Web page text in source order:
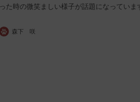
った時の微笑ましい様子が話題になっていま
森下 咲